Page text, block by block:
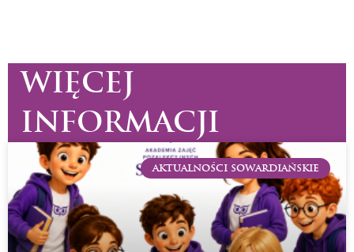
WIĘCEJ
INFORMACJI
AKTUALNOŚCI SOWARDIAŃSKIE